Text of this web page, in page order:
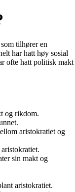
tilhører en
har hatt høy sosial
ofte hatt politisk makt
og rikdom.
aristokratiet og
sin makt og
aristokratiet.